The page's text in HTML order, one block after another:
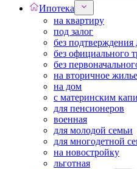
Ипотека
на квартиру
под залог
без подтверждения
без официального
без
на вторичное жилье
на дом
с материнским
для пенсионеров
военная
для молодой семьи
для многодетной
на новостройку
льготная